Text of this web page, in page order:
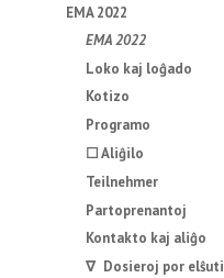
EMA 2022
EMA 2022
Loko kaj loĝado
Kotizo
Programo
☐ Aliĝilo
Teilnehmer
Partoprenantoj
Kontakto kaj aliĝo
∇ Dosieroj por elŝuti